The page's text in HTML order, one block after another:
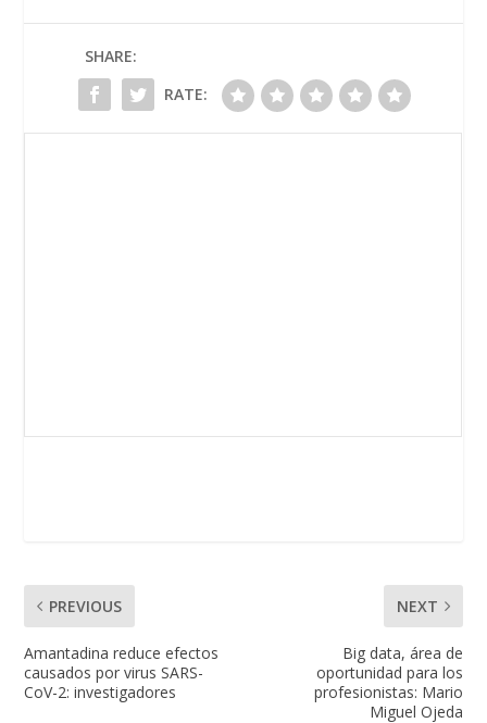
SHARE:
RATE:
PREVIOUS
Amantadina reduce efectos
causados por virus SARS-
CoV-2: investigadores
NEXT
Big data, área de
oportunidad para los
profesionistas: Mario
Miguel Ojeda